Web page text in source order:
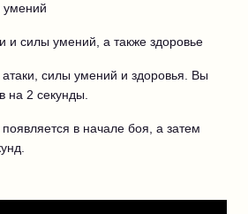
умений
и силы умений, а также здоровье
силы умений и здоровья. Вы
на 2 секунды.
в начале боя, а затем